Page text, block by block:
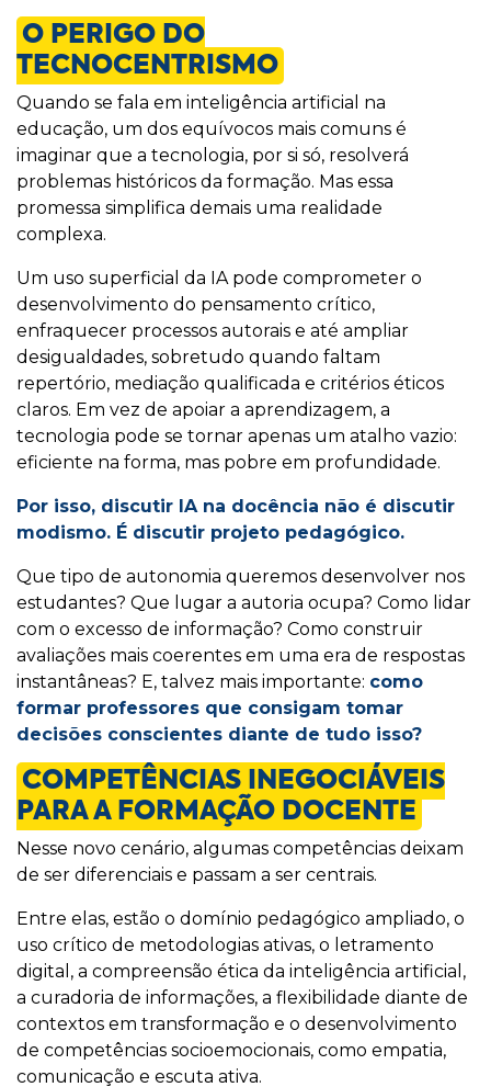
O PERIGO DO
TECNOCENTRISMO
Quando se fala em inteligência artificial na
educação, um dos equívocos mais comuns é
imaginar que a tecnologia, por si só, resolverá
problemas históricos da formação. Mas essa
promessa simplifica demais uma realidade
complexa.
Um uso superficial da IA pode comprometer o
desenvolvimento do pensamento crítico,
enfraquecer processos autorais e até ampliar
desigualdades, sobretudo quando faltam
repertório, mediação qualificada e critérios éticos
claros. Em vez de apoiar a aprendizagem, a
tecnologia pode se tornar apenas um atalho vazio:
eficiente na forma, mas pobre em profundidade.
Por isso, discutir IA na docência não é discutir
modismo. É discutir projeto pedagógico.
Que tipo de autonomia queremos desenvolver nos
estudantes? Que lugar a autoria ocupa? Como lidar
com o excesso de informação? Como construir
avaliações mais coerentes em uma era de respostas
instantâneas? E, talvez mais importante: como
formar professores que consigam tomar
decisões conscientes diante de tudo isso?
COMPETÊNCIAS INEGOCIÁVEIS
PARA A FORMAÇÃO DOCENTE
Nesse novo cenário, algumas competências deixam
de ser diferenciais e passam a ser centrais.
Entre elas, estão o domínio pedagógico ampliado, o
uso crítico de metodologias ativas, o letramento
digital, a compreensão ética da inteligência artificial,
a curadoria de informações, a flexibilidade diante de
contextos em transformação e o desenvolvimento
de competências socioemocionais, como empatia,
comunicação e escuta ativa.